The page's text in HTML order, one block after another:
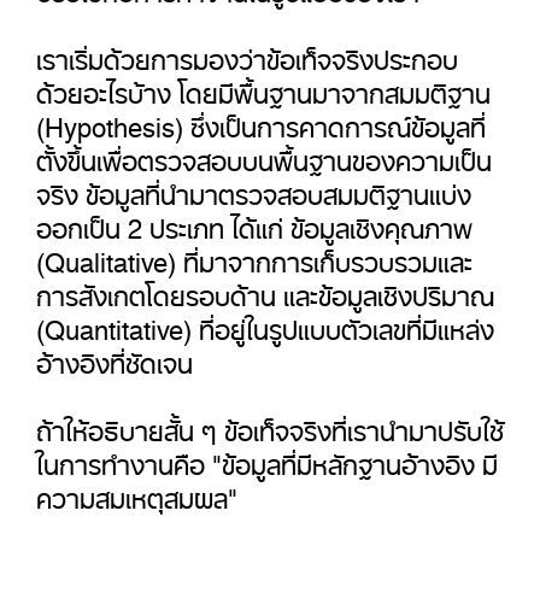
เราเริ่มด้วยการมองว่าข้อเท็จจริงประกอบ
ด้วยอะไรบ้าง โดยมีพื้นฐานมาจากสมมติฐาน
(Hypothesis) ซึ่งเป็นการคาดการณ์ข้อมูลที่
ตั้งขึ้นเพื่อตรวจสอบบนพื้นฐานของความเป็น
จริง ข้อมูลที่นำมาตรวจสอบสมมติฐานแบ่ง
ออกเป็น 2 ประเภท ได้แก่ ข้อมูลเชิงคุณภาพ
(Qualitative) ที่มาจากการเก็บรวบรวมและ
การสังเกตโดยรอบด้าน และข้อมูลเชิงปริมาณ
(Quantitative) ที่อยู่ในรูปแบบตัวเลขที่มีแหล่ง
อ้างอิงที่ชัดเจน
ถ้าให้อธิบายสั้น ๆ ข้อเท็จจริงที่เรานำมาปรับใช้
ในการทำงานคือ "ข้อมูลที่มีหลักฐานอ้างอิง มี
ความสมเหตุสมผล"